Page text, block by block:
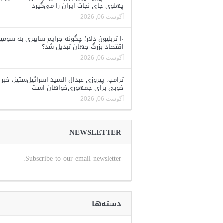
پهلوی جای نجات ایران را می‌گیرد
آگوست 06, 2026
۱۰ تریلیون دلار؛ چگونه جرایم سایبری به
اقتصاد بزرگ جهان تبدیل شد؟
آگوست 06, 2026
ترامپ: پیروزی عبدال السید اسرائیل‌ستیز، خبر
خوبی برای جمهوری‌خواهان است
آگوست 06, 2026
NEWSLETTER
Subscribe to our email newsletter.
دسته‌ها